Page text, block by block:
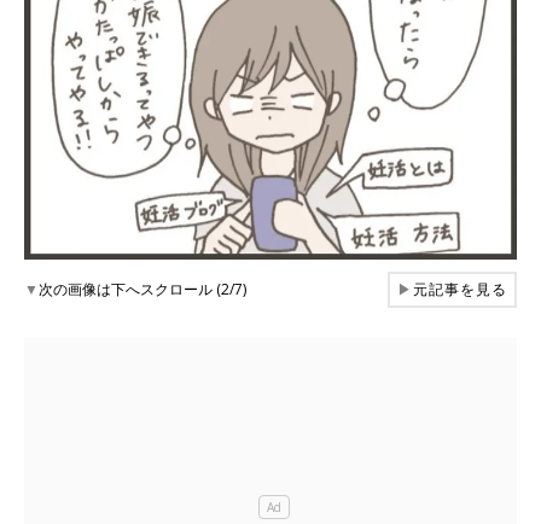
▼次の画像は下へスクロール (2/7) ▶元記事を見る